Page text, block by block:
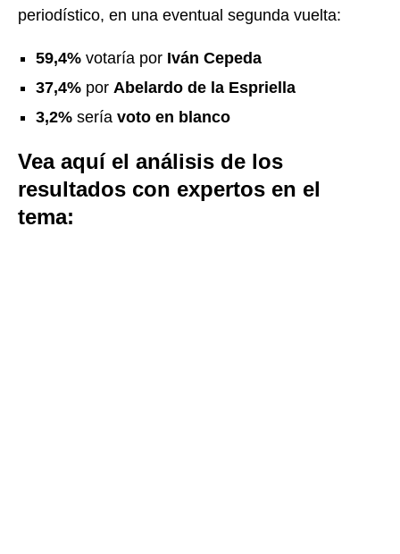
periodístico, en una eventual segunda vuelta:
59,4% votaría por Iván Cepeda
37,4% por Abelardo de la Espriella
3,2% sería voto en blanco
Vea aquí el análisis de los
resultados con expertos en el
tema: